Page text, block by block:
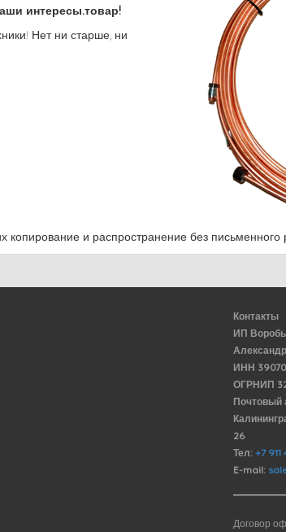
интересы.товар!
Нет ни старше, ни
копирование и распространение без
Контакты
ИП
ИНН
ОГРНИП
Почтовый
26
Тел: +7
E-mail:
Договор